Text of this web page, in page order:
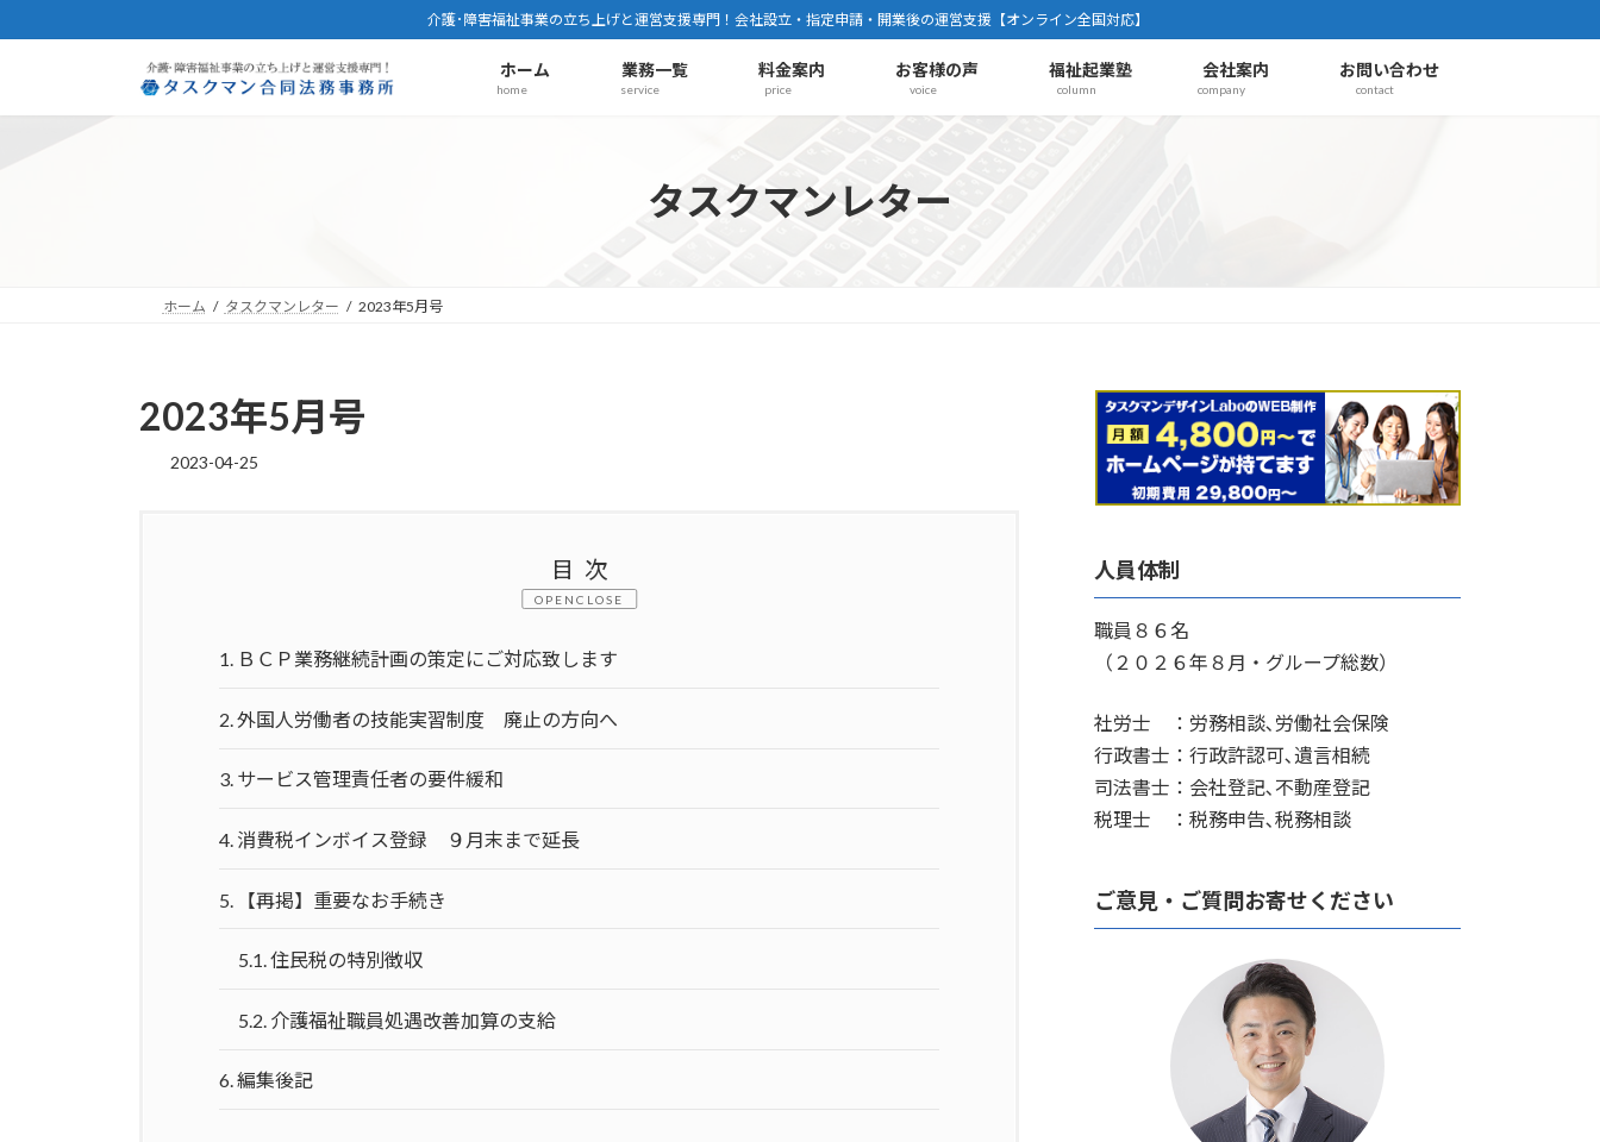
ン
ビ
介護･障害福祉事業の立ち上げと運営支援専門！会社設立・指定申請・開業後の運営支援【オンライン全国対応】
ホーム
home
業務一覧
service
料金案内
price
お客様の声
voice
福祉起業塾
column
会社案内
company
お問い合わせ
contact
タスクマンレター
ホーム タスクマンレター 2023年5月号
2023年5月号
最
2023-04-25
目次
CLOSE
1. ＢＣＰ業務継続計画の策定にご対応致します
2. 外国人労働者の技能実習制度 廃止の方向へ
3. サービス管理責任者の要件緩和
4. 消費税インボイス登録 ９月末まで延長
5. 【再掲】重要なお手続き
5.1.住民税の特別徴収
5.2. 介護福祉職員処遇改善加算の支給
6.編集後記
人員体制
職員８６名
（２０２６年８月・グループ総数）
社労士 ：労務相談､労働社会保険
行政書士：行政許認可､遺言相続
司法書士：会社登記､不動産登記
税理士 ：税務申告､税務相談
ご意見・ご質問お寄せください